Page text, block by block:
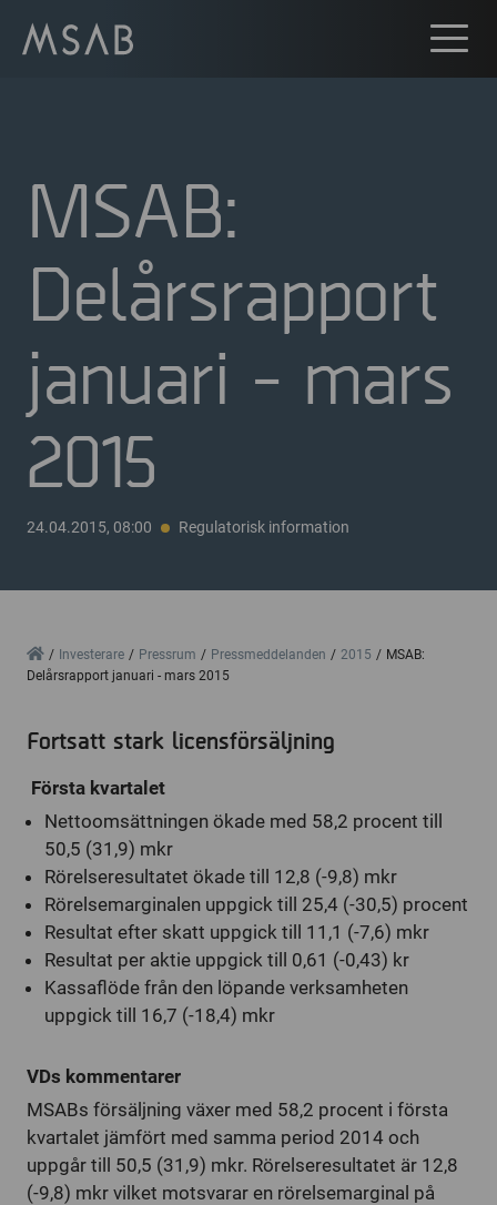
MSAB:
Delårsrapport
januari - mars
2015
24.04.2015, 08:00 Regulatorisk information
HomeInvesterare Pressrum Pressmeddelanden 2015
MSAB:
Delårsrapport januari - mars 2015
Fortsatt stark licensförsäljning
Första kvartalet
Nettoomsättningen ökade med 58,2 procent till
50,5 (31,9) mkr
Rörelseresultatet ökade till 12,8 (-9,8) mkr
Rörelsemarginalen uppgick till 25,4 (-30,5) procent
Resultat efter skatt uppgick till 11,1 (-7,6) mkr
Resultat per aktie uppgick till 0,61 (-0,43) kr
Kassaflöde från den löpande verksamheten
uppgick till 16,7 (-18,4) mkr
VDs kommentarer
MSABs försäljning växer med 58,2 procent i första
kvartalet jämfört med samma period 2014 och
uppgår till 50,5 (31,9) mkr. Rörelseresultatet är 12,8
(-9,8) mkr vilket motsvarar en rörelsemarginal på